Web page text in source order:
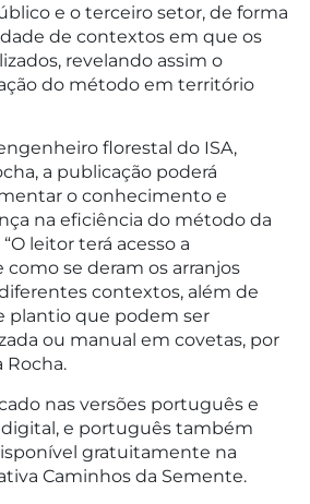
e o terceiro setor, de forma
de contextos em que os
revelando assim o
do método em território
florestal do ISA,
a publicação poderá
o conhecimento e
na eficiência do método da
leitor terá acesso a
como se deram os arranjos
contextos, além de
plantio que podem ser
ou manual em covetas, por
Rocha.
nas versões português e
e português também
gratuitamente na
Caminhos da Semente.